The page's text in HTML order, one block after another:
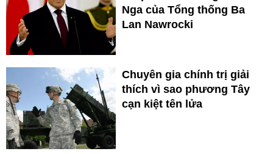
Nga của Tổng thống Ba
Lan Nawrocki
Chuyên gia chính trị giải
thích vì sao phương Tây
cạn kiệt tên lửa